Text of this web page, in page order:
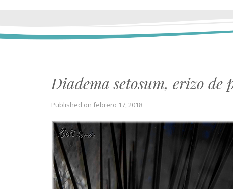
Diadema setosum, erizo de
Published on febrero 17, 2018